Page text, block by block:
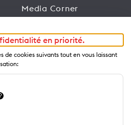
Media Corner
Leitfädenen priorité.
de cookies suivants tout en vous laissant